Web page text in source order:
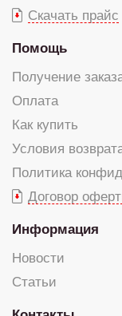
Скачать прайс
Помощь
Получение
Оплата
Как купить
Условия
Политика
Договор
Информация
Новости
Статьи